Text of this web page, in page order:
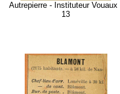
Autrepierre - Instituteur Vouaux
13